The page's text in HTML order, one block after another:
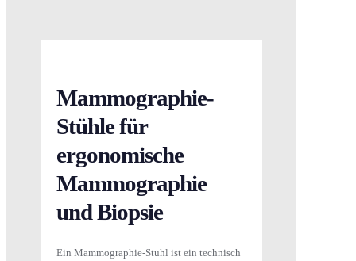
Mammographie-
Stühle für
ergonomische
Mammographie
und Biopsie
Ein Mammographie-Stuhl ist ein technisch